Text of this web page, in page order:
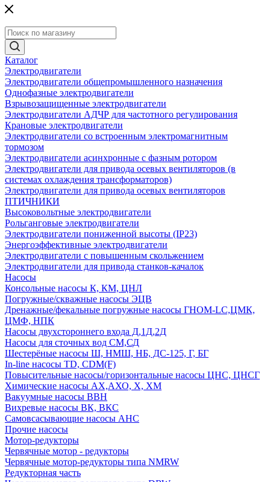
Каталог
Электродвигатели
Электродвигатели общепромышленного назначения
Однофазные электродвигатели
Взрывозащищенные электродвигатели
Электродвигатели АДЧР для частотного регулирования
Крановые электродвигатели
Электродвигатели со встроенным электромагнитным
тормозом
Электродвигатели асинхронные с фазным ротором
Электродвигатели для привода осевых вентиляторов (в
системах охлаждения трансформаторов)
Электродвигатели для привода осевых вентиляторов
ПТИЧНИКИ
Высоковольтные электродвигатели
Рольганговые электродвигатели
Электродвигатели пониженной высоты (IP23)
Энергоэффективные электродвигатели
Электродвигатели с повышенным скольжением
Электродвигатели для привода станков-качалок
Насосы
Консольные насосы К, КМ, ЦНЛ
Погружные/скважные насосы ЭЦВ
Дренажные/фекальные погружные насосы ГНОМ-LC,ЦМК,
ЦМФ, НПК
Насосы двухстороннего входа Д,1Д,2Д
Насосы для сточных вод СМ,СД
Шестерёные насосы Ш, НМШ, НБ, ДС-125, Г, БГ
In-line насосы TD, CDM(F)
Повысительные насосы/горизонтальные насосы ЦНС, ЦНСГ
Химические насосы АХ,АХО, Х, ХМ
Вакуумные насосы ВВН
Вихревые насосы ВК, ВКС
Самовсасывающие насосы АНС
Прочие насосы
Мотор-редукторы
Червячные мотор - редукторы
Червячные мотор-редукторы типа NMRW
Редукторная часть